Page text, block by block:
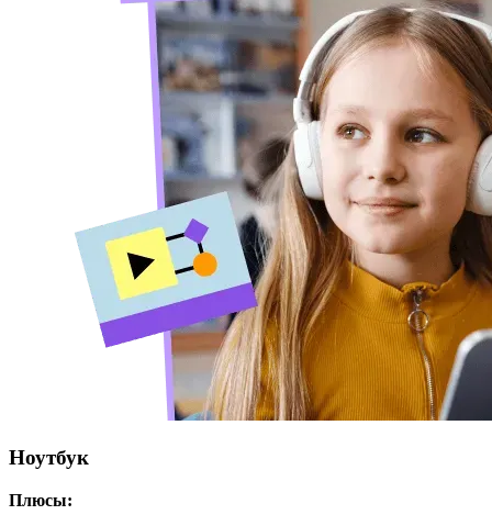
Ноутбук
Плюсы: